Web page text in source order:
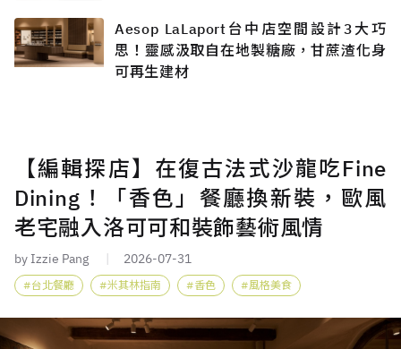
Aesop LaLaport台中店空間設計3大巧
思！靈感汲取自在地製糖廠，甘蔗渣化身
可再生建材
【編輯探店】在復古法式沙龍吃Fine
Dining！「香色」餐廳換新裝，歐風
老宅融入洛可可和裝飾藝術風情
by Izzie Pang 2026-07-31
台北餐廳 米其林指南 香色 風格美食